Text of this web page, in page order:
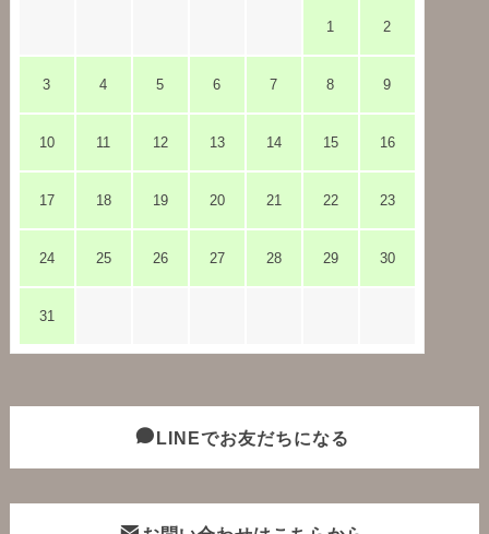
1 2
3 4 5 6 7 8 9
10 11 12 13 14 15 16
17 18 19 20 21 22 23
24 25 26 27 28 29 30
31
LINEでお友だちになる